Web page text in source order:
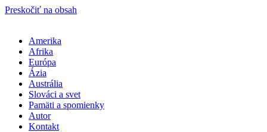
Preskočiť na obsah
Amerika
Afrika
Európa
Ázia
Austrália
Slováci a svet
Pamäti a spomienky
Autor
Kontakt